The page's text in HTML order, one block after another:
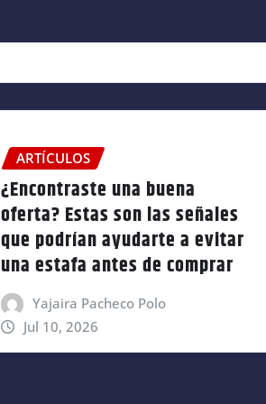
ARTÍCULOS
¿Encontraste una buena
oferta? Estas son las señales
que podrían ayudarte a evitar
una estafa antes de comprar
Yajaira Pacheco Polo
Jul 10, 2026